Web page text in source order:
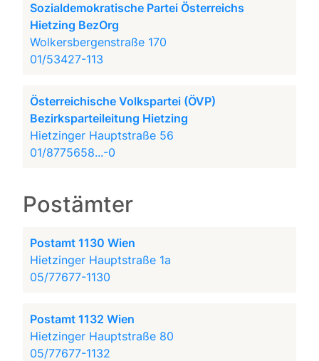
Sozialdemokratische Partei Österreichs
Hietzing BezOrg
Wolkersbergenstraße 170
01/53427-113
Österreichische Volkspartei (ÖVP)
Bezirksparteileitung Hietzing
Hietzinger Hauptstraße 56
01/8775658...-0
Postämter
Postamt 1130 Wien
Hietzinger Hauptstraße 1a
05/77677-1130
Postamt 1132 Wien
Hietzinger Hauptstraße 80
05/77677-1132